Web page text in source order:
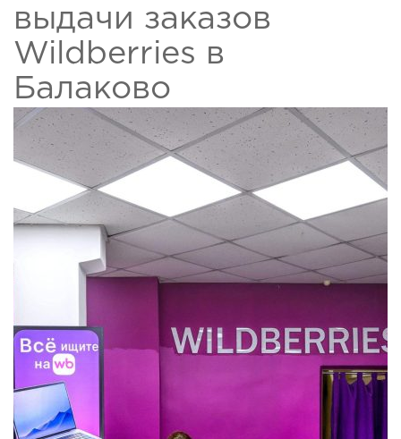
выдачи заказов
Wildberries в
Балаково